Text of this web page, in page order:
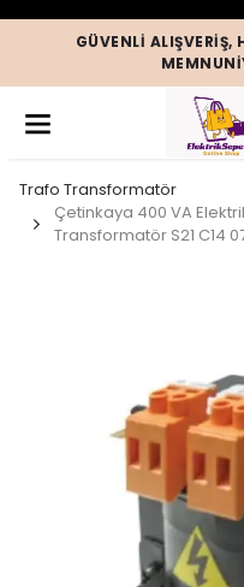
GÜVENLI ALIŞVERIŞ,
Trafo Transformatör
Çetinkaya 400 VA
Transformatör S21 C14